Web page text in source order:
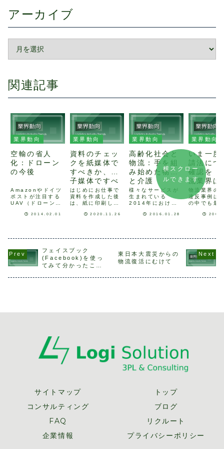
アーカイブ
関連記事
業界動向
空輸の省人
化：ドローン
の今後
Amazonやドイツ
ポストが注目する
UAV（ドローン）
おいての省人化と
どちらかというと
倉庫内での作業が
主な対象でした
が、これからはト
2014.02.01
業界動向
資料のチェッ
クを紙媒体で
すべきか、電
子媒体ですべ
きか
はじめにお仕事で
資料を作成した後
は、紙に印刷して
いう方も多いと思
で個人の見解で
す）。資料のチェ
ックを紙媒体です
べきか、電子媒体
2020.11.26
業界動向
高齢化社会と
物流：手を組
み始めた物流
と介護
様々なサービスが
生まれている
2014年における
は、男性が80.50
子化の影響などか
ら長期の減少過程
2016.01.28
業界動向
いま一度
請法につ
確認を！
流業界
年度ワー
1位です
物流業界の
違反事例は
の中でも最
されて以来
は平成20
件と全業種
ワースト1
う状況にな
横スクロー
ルできます
フェイスブック
(Facebook)を使っ
てみて分かったこ
東日本大震災からの
物流復活にむけて
サイトマップ
トップ
コンサルティング
ブログ
FAQ
リクルート
企業情報
プライバシーポリシー